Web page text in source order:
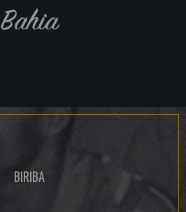
Bahia
BIRIBA